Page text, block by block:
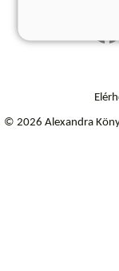
© 2026 Alexandra